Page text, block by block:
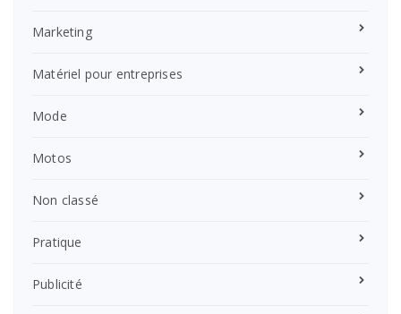
Marketing
Matériel pour entreprises
Mode
Motos
Non classé
Pratique
Publicité